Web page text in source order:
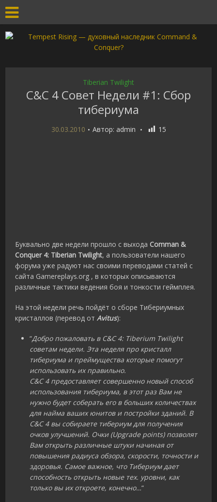
Tiberian Twilight
C&C 4 Cовет Недели #1: Сбор
тибериума
30.03.2010 Автор: admin 15
Буквально две недели прошло с выхода Comman &
Conquer 4: Tiberian Twilight, а пользователи нашего
форума уже радуют нас своими переводами статей с
сайта Gamereplays.org , в которых описываются
различные тактики ведения боя и тонкости геймплея.
На этой недели речь пойдёт о сборе Тибериумных
кристаллов (перевод отAvitus):
“Добро пожаловать в C&C 4: Tiberium Twilight
советам недели. Эта неделя про кристалл
тибериума и преймущества которые помогут
использовать их правильно.
C&C 4 предоставляет совершенно новый способ
использования тибериума, в этот раз Вам не
нужно будет соберать его в больших количествах
для найма ваших юнитов и постройки зданий. В
С&C 4 вы собираете тибериум для получения
очков улучшений. Очки (Upgrade points) позволят
Вам открыть различные штуки начиная от
повышения радиуса обзора, скорости, точности и
здоровья. Самое важное, что Тибериум дает
способность открыть новые тех. уровни, как
только вы их откроете, конечно…“